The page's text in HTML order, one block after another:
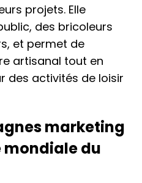
projets. Elle
des bricoleurs
et permet de
artisanal tout en
des activités de loisir
marketing
mondiale du